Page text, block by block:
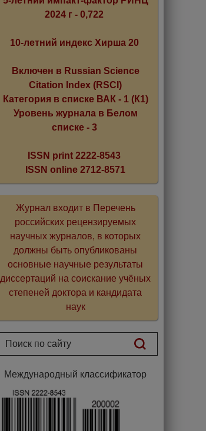
2024 г - 0,722
10-летний индекс Хирша 20
Включен в Russian Science
Citation Index (RSCI)
Категория в списке ВАК - 1 (К1)
Уровень журнала в Белом
списке - 3
ISSN print 2222-8543
ISSN online 2712-8571
Журнал входит в Перечень
российских рецензируемых
научных журналов, в которых
должны быть опубликованы
основные научные результаты
диссертаций на соискание учёных
степеней доктора и кандидата
наук
Международный классификатор